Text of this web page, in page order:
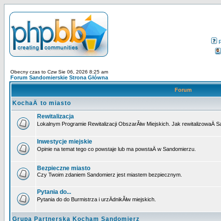
Obecny czas to Czw Sie 06, 2026 8:25 am
Forum Sandomierskie Strona Główna
Forum
KochaÄ to miasto
Rewitalizacja
Lokalnym Programie Rewitalizacji ObszarĂłw Miejskich. Jak rewitalizowaÄ
Inwestycje miejskie
Opinie na temat tego co powstaje lub ma powstaÄ w Sandomierzu.
Bezpieczne miasto
Czy Twoim zdaniem Sandomierz jest miastem bezpiecznym.
Pytania do...
Pytania do do Burmistrza i urzÄdnikĂłw miejskich.
Grupa Partnerska Kocham Sandomierz